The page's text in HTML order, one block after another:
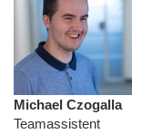
Michael Czogalla
Teamassistent